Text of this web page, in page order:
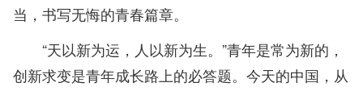
当，书写无悔的青春篇章。
“天以新为运，人以新为生。”青年是常为新的，
创新求变是青年成长路上的必答题。今天的中国，从